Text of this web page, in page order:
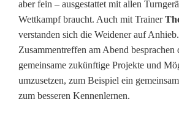
t
e
b
e
aber fein – ausgestattet mit allen
Wettkampf braucht. Auch mit Trainer
verstanden sich die Weidener auf
Zusammentreffen am Abend besprachen
gemeinsame zukünftige Projekte und
umzusetzen, zum Beispiel ein
zum besseren Kennenlernen.